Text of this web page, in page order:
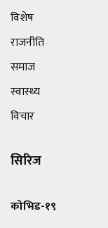
विशेष
राजनीति
समाज
स्वास्थ्य
विचार
सिरिज
कोभिड-१९